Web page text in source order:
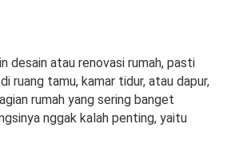
desain atau renovasi rumah, pasti
ruang tamu, kamar tidur, atau dapur,
rumah yang sering banget
nggak kalah penting, yaitu